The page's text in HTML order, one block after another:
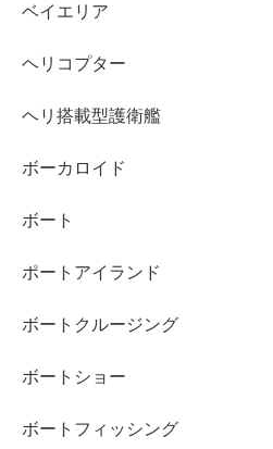
ベイエリア
ヘリコプター
ヘリ搭載型護衛艦
ボーカロイド
ボート
ポートアイランド
ボートクルージング
ボートショー
ボートフィッシング